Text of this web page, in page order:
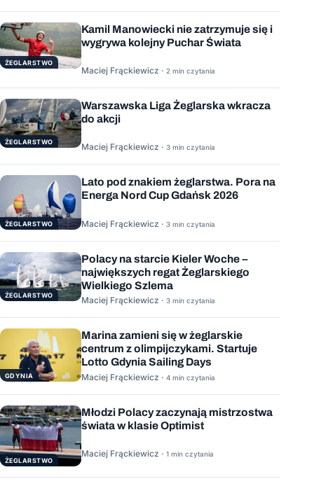
ŻEGLARSTWO
Kamil Manowiecki nie zatrzymuje się i
wygrywa kolejny Puchar Świata
Maciej Frąckiewicz · 2 min czytania
ŻEGLARSTWO
Warszawska Liga Żeglarska wkracza
do akcji
Maciej Frąckiewicz · 3 min czytania
ŻEGLARSTWO
Lato pod znakiem żeglarstwa. Pora na
Energa Nord Cup Gdańsk 2026
Maciej Frąckiewicz · 3 min czytania
ŻEGLARSTWO
Polacy na starcie Kieler Woche –
największych regat Żeglarskiego
Wielkiego Szlema
Maciej Frąckiewicz · 3 min czytania
GDYNIA
Marina zamieni się w żeglarskie
centrum z olimpijczykami. Startuje
Lotto Gdynia Sailing Days
Maciej Frąckiewicz · 4 min czytania
ŻEGLARSTWO
Młodzi Polacy zaczynają mistrzostwa
świata w klasie Optimist
Maciej Frąckiewicz · 1 min czytania